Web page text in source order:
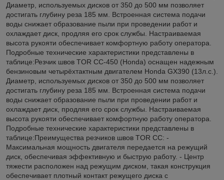
Диаметр, используемых дисков от 350 до 500 мм позволяет
достигать глубину реза 185 мм. Встроенная система подачи
воды снижает образование пыли при проведении работ и
охлаждает диск, продляя его срок службы. Настраиваемая
высота рукояти обеспечивает комфортную работу оператора.
Подробные технические характеристики представлены в
таблице:Резчик швов TOR CC-450 (Honda) оснащен надежным
бензиновым четырёхтактным двигателем Honda GX390 (13л.с.).
Диаметр, используемых дисков от 350 до 500 мм позволяет
достигать глубину реза 185 мм. Встроенная система подачи
воды снижает образование пыли при проведении работ и
охлаждает диск, продляя его срок службы. Настраиваемая
высота рукояти обеспечивает комфортную работу оператора.
Подробные технические характеристики представлены в
таблице:Преимущества резчиков швов TOR СС: -
Максимальная мощность двигателя передается на режущий
диск, обеспечивая эффективную и быструю работу. - Центр
тяжести расположен над режущим диском, такая конструкция
обеспечивает плотный контакт режущего диска с